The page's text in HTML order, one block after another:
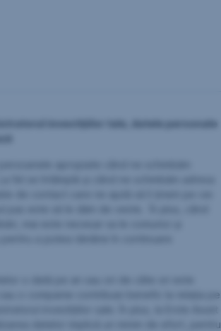
investițiilor tale, datele personale
apropiate când ne schimbăm
fel se întâmplă și când ne schimbăm adresa
de contact care ne ajută să îi ținem pe cei
pas este să le dăm de veste. În plus, când
mai este necesar sa le comunici și
a putea rămâne în continuare
o dată pe an sau ori de câte ori este
o companie contribuie benefic la relația pe
investițiilor sale. În plus, la Erste Asset
datelor implică un minim de efort, pentru